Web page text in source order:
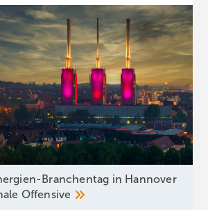
Branchentag in Hannover
Offensive